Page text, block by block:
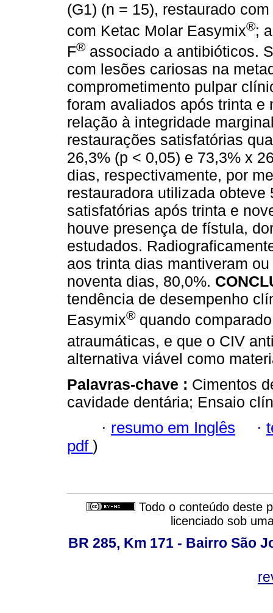
(G1) (n = 15), restaurado
com Ketac Molar Easymix®;
F® associado a antibióticos.
com lesões cariosas na
comprometimento pulpar
foram avaliados após trinta
relação à integridade
restaurações satisfatórias
26,3% (p < 0,05) e 73,3% x
dias, respectivamente, por
restauradora utilizada
satisfatórias após trinta e
houve presença de fístula,
estudados.
aos trinta dias mantiveram
noventa dias, 80,0%.
tendência de desempenho
Easymix® quando
atraumáticas, e que o CIV
alternativa viável como
Palavras-chave : Cimentos
cavidade dentária; Ensaio
· resumo em Inglês ·
pdf )
Todo o conteúdo deste
licenciado sob
BR 285, Km 171 - Bairro São